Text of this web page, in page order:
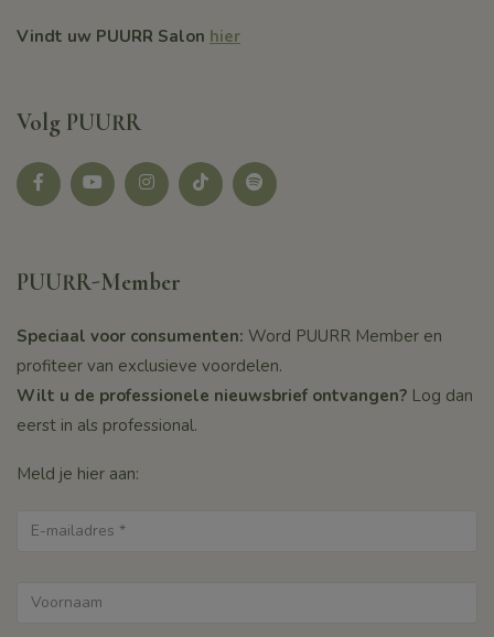
Vindt uw PUURR Salon hier
Volg PUURR
Facebook youtubeinstagramtikotk Spotify
PUURR-Member
Speciaal voor consumenten: Word PUURR Member en
profiteer van exclusieve voordelen.
Wilt u de professionele nieuwsbrief ontvangen? Log dan
eerst in als professional.
Meld je hier aan: